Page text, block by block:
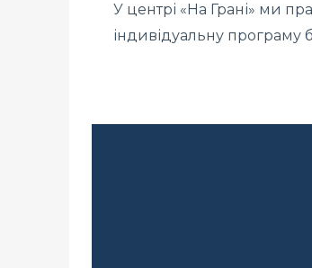
У центрі «На Грані» ми
індивідуальну програму